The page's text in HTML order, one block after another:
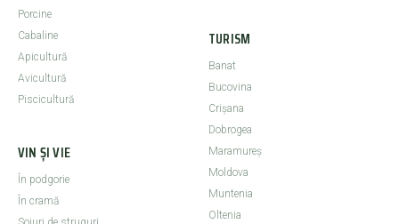
Porcine
Cabaline
Apicultură
Avicultură
Piscicultură
VIN ȘI VIE
În podgorie
În cramă
TURISM
Banat
Bucovina
Crişana
Dobrogea
Maramureş
Moldova
Muntenia
Oltenia